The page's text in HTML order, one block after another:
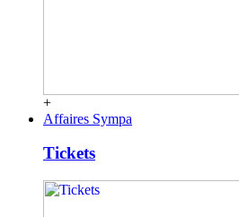
+
Affaires Sympa
Tickets